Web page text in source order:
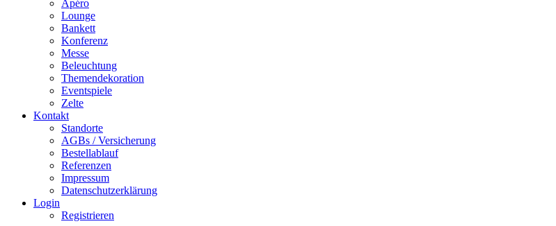
Apéro
Lounge
Bankett
Konferenz
Messe
Beleuchtung
Themendekoration
Eventspiele
Zelte
Kontakt
Standorte
AGBs / Versicherung
Bestellablauf
Referenzen
Impressum
Datenschutzerklärung
Login
Registrieren